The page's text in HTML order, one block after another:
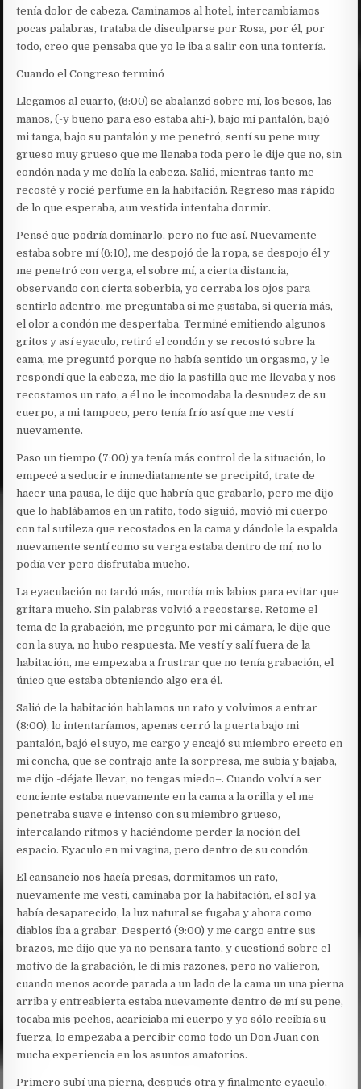
tenía dolor de cabeza. Caminamos al hotel, intercambiamos
pocas palabras, trataba de disculparse por Rosa, por él, por
todo, creo que pensaba que yo le iba a salir con una tontería.
Cuando el Congreso terminó
Llegamos al cuarto, (6:00) se abalanzó sobre mí, los besos, las
manos, (-y bueno para eso estaba ahí-), bajo mi pantalón, bajó
mi tanga, bajo su pantalón y me penetró, sentí su pene muy
grueso muy grueso que me llenaba toda pero le dije que no, sin
condón nada y me dolía la cabeza. Salió, mientras tanto me
recosté y rocié perfume en la habitación. Regreso mas rápido
de lo que esperaba, aun vestida intentaba dormir.
Pensé que podría dominarlo, pero no fue así. Nuevamente
estaba sobre mí (6:10), me despojó de la ropa, se despojo él y
me penetró con verga, el sobre mí, a cierta distancia,
observando con cierta soberbia, yo cerraba los ojos para
sentirlo adentro, me preguntaba si me gustaba, si quería más,
el olor a condón me despertaba. Terminé emitiendo algunos
gritos y así eyaculo, retiró el condón y se recostó sobre la
cama, me preguntó porque no había sentido un orgasmo, y le
respondí que la cabeza, me dio la pastilla que me llevaba y nos
recostamos un rato, a él no le incomodaba la desnudez de su
cuerpo, a mi tampoco, pero tenía frío así que me vestí
nuevamente.
Paso un tiempo (7:00) ya tenía más control de la situación, lo
empecé a seducir e inmediatamente se precipitó, trate de
hacer una pausa, le dije que habría que grabarlo, pero me dijo
que lo hablábamos en un ratito, todo siguió, movió mi cuerpo
con tal sutileza que recostados en la cama y dándole la espalda
nuevamente sentí como su verga estaba dentro de mí, no lo
podía ver pero disfrutaba mucho.
La eyaculación no tardó más, mordía mis labios para evitar que
gritara mucho. Sin palabras volvió a recostarse. Retome el
tema de la grabación, me pregunto por mi cámara, le dije que
con la suya, no hubo respuesta. Me vestí y salí fuera de la
habitación, me empezaba a frustrar que no tenía grabación, el
único que estaba obteniendo algo era él.
Salió de la habitación hablamos un rato y volvimos a entrar
(8:00), lo intentaríamos, apenas cerró la puerta bajo mi
pantalón, bajó el suyo, me cargo y encajó su miembro erecto en
mi concha, que se contrajo ante la sorpresa, me subía y bajaba,
me dijo -déjate llevar, no tengas miedo–. Cuando volví a ser
conciente estaba nuevamente en la cama a la orilla y el me
penetraba suave e intenso con su miembro grueso,
intercalando ritmos y haciéndome perder la noción del
espacio. Eyaculo en mi vagina, pero dentro de su condón.
El cansancio nos hacía presas, dormitamos un rato,
nuevamente me vestí, caminaba por la habitación, el sol ya
había desaparecido, la luz natural se fugaba y ahora como
diablos iba a grabar. Despertó (9:00) y me cargo entre sus
brazos, me dijo que ya no pensara tanto, y cuestionó sobre el
motivo de la grabación, le di mis razones, pero no valieron,
cuando menos acorde parada a un lado de la cama un una pierna
arriba y entreabierta estaba nuevamente dentro de mí su pene,
tocaba mis pechos, acariciaba mi cuerpo y yo sólo recibía su
fuerza, lo empezaba a percibir como todo un Don Juan con
mucha experiencia en los asuntos amatorios.
Primero subí una pierna, después otra y finalmente eyaculo,